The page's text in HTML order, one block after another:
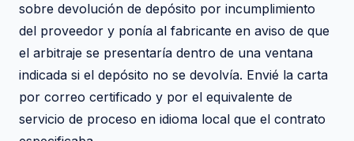
sobre devolución de depósito por incumplimiento
del proveedor y ponía al fabricante en aviso de que
el arbitraje se presentaría dentro de una ventana
indicada si el depósito no se devolvía. Envié la carta
por correo certificado y por el equivalente de
servicio de proceso en idioma local que el contrato